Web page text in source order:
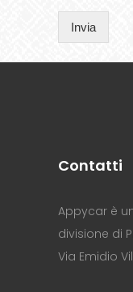
Invia
Contatti
Appycar è
divisione di
Via Emidio